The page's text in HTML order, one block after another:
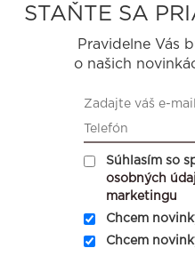
STAŇTE SA
Pravidelne Vás
o našich
Súhlasím so
osobných
marketingu
Chcem
Chcem